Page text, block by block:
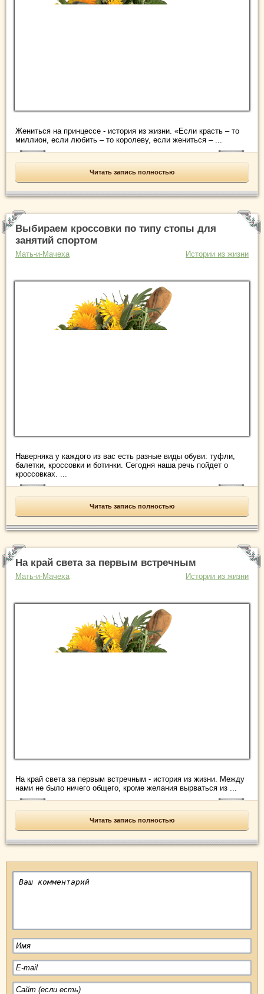
Жениться на принцессе - история из жизни. «Если красть – то
миллион, если любить – то королеву, если жениться – ...
Читать запись полностью
Выбираем кроссовки по типу стопы для
занятий спортом
Мать-и-Мачеха Истории из жизни
Наверняка у каждого из вас есть разные виды обуви: туфли,
балетки, кроссовки и ботинки. Сегодня наша речь пойдет о
кроссовках. ...
Читать запись полностью
На край света за первым встречным
Мать-и-Мачеха Истории из жизни
На край света за первым встречным - история из жизни. Между
нами не было ничего общего, кроме желания вырваться из ...
Читать запись полностью